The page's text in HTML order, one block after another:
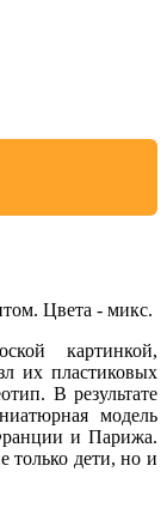
Цвета - микс.
картинкой,
их пластиковых
В результате
модель
и Парижа.
только дети, но и